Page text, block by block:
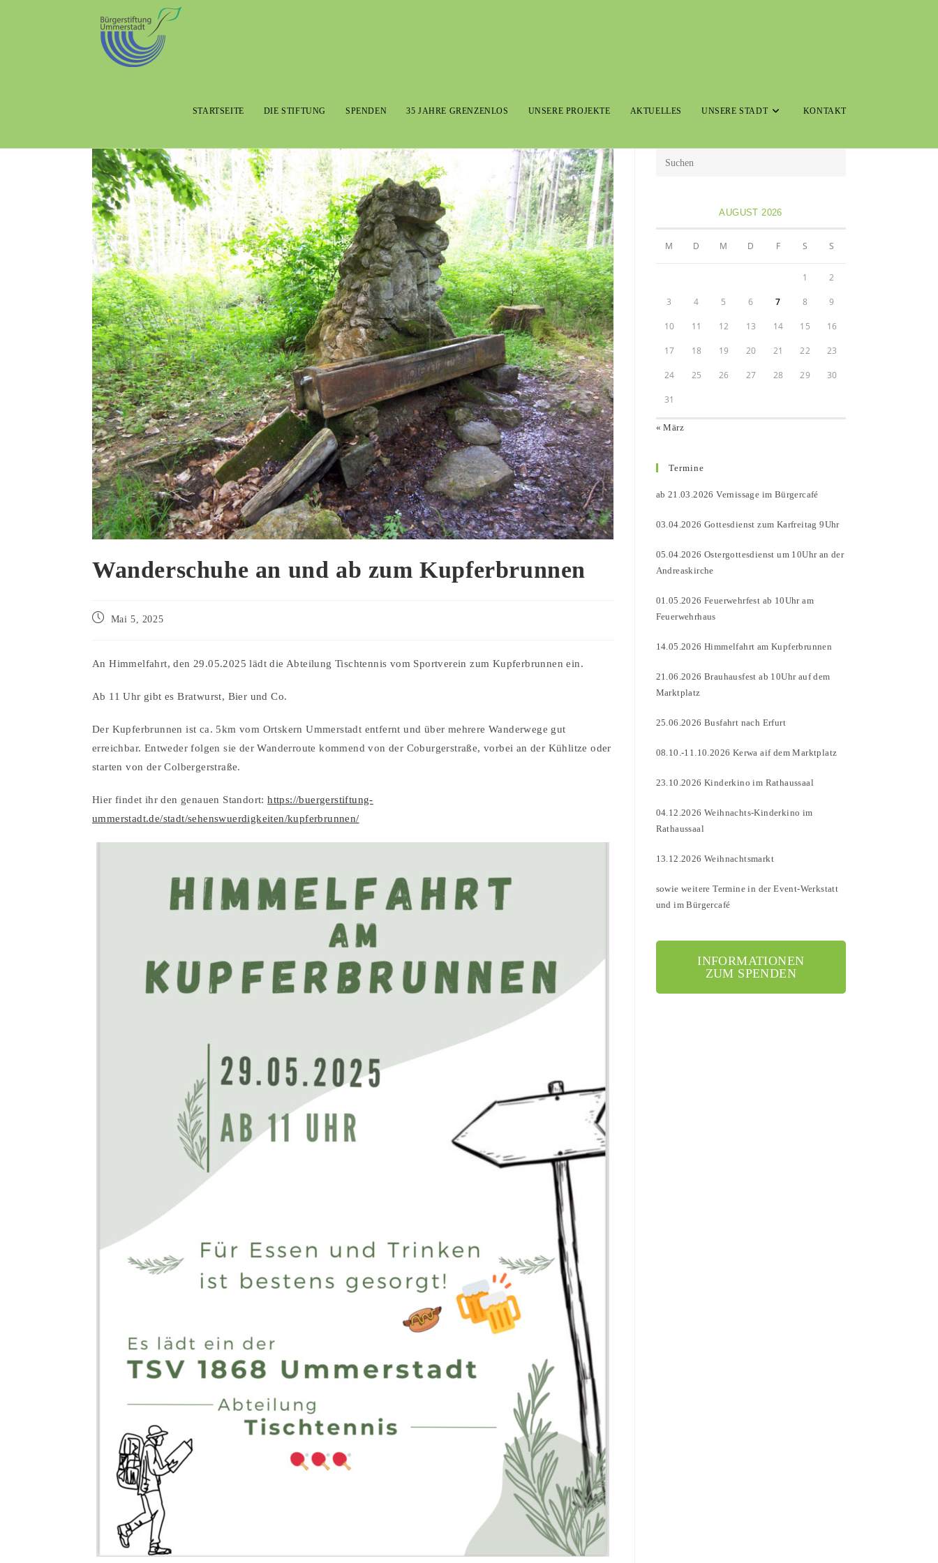
STARTSEITE DIE STIFTUNG SPENDEN 35 JAHRE GRENZENLOS UNSERE PROJEKTE AKTUELLES UNSERE STADT KONTAKT
Wanderschuhe an und ab zum Kupferbrunnen
Mai 5, 2025
An Himmelfahrt, den 29.05.2025 lädt die Abteilung Tischtennis vom Sportverein zum Kupferbrunnen ein.
Ab 11 Uhr gibt es Bratwurst, Bier und Co.
Der Kupferbrunnen ist ca. 5km vom Ortskern Ummerstadt entfernt und über mehrere Wanderwege gut
erreichbar. Entweder folgen sie der Wanderroute kommend von der Coburgerstraße, vorbei an der Kühlitze oder
starten von der Colbergerstraße.
Hier findet ihr den genauen Standort:https://buergerstiftung-
ummerstadt.de/stadt/sehenswuerdigkeiten/kupferbrunnen/
AUGUST 2026
M D M D F S S
1 2
3 4 5 6 7 8 9
10 11 12 13 14 15 16
17 18 19 20 21 22 23
24 25 26 27 28 29 30
31
« März
Termine
ab 21.03.2026 Vernissage im Bürgercafé
03.04.2026 Gottesdienst zum Karfreitag 9Uhr
05.04.2026 Ostergottesdienst um 10Uhr an der
Andreaskirche
01.05.2026 Feuerwehrfest ab 10Uhr am
Feuerwehrhaus
14.05.2026 Himmelfahrt am Kupferbrunnen
21.06.2026 Brauhausfest ab 10Uhr auf dem
Marktplatz
25.06.2026 Busfahrt nach Erfurt
08.10.-11.10.2026 Kerwa aif dem Marktplatz
23.10.2026 Kinderkino im Rathaussaal
04.12.2026 Weihnachts-Kinderkino im
Rathaussaal
13.12.2026 Weihnachtsmarkt
sowie weitere Termine in der Event-Werkstatt
und im Bürgercafé
INFORMATIONEN
ZUM SPENDEN